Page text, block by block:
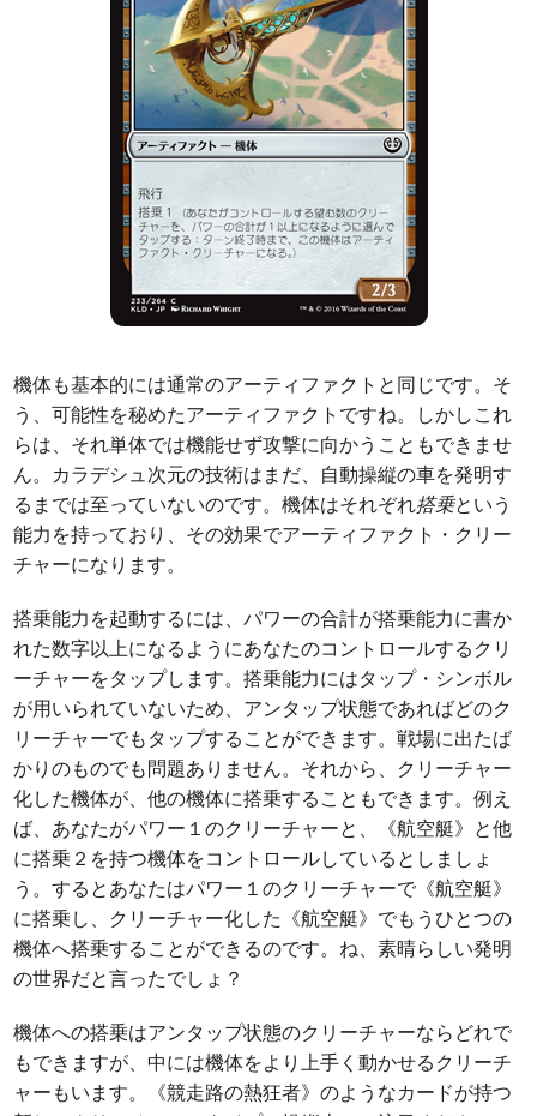
機体も基本的には通常のアーティファクトと同じです。そ
う、可能性を秘めたアーティファクトですね。しかしこれ
らは、それ単体では機能せず攻撃に向かうこともできませ
ん。カラデシュ次元の技術はまだ、自動操縦の車を発明す
るまでは至っていないのです。機体はそれぞれ搭乗という
能力を持っており、その効果でアーティファクト・クリー
チャーになります。
搭乗能力を起動するには、パワーの合計が搭乗能力に書か
れた数字以上になるようにあなたのコントロールするクリ
ーチャーをタップします。搭乗能力にはタップ・シンボル
が用いられていないため、アンタップ状態であればどのク
リーチャーでもタップすることができます。戦場に出たば
かりのものでも問題ありません。それから、クリーチャー
化した機体が、他の機体に搭乗することもできます。例え
ば、あなたがパワー１のクリーチャーと、《航空艇》と他
に搭乗２を持つ機体をコントロールしているとしましょ
う。するとあなたはパワー１のクリーチャーで《航空艇》
に搭乗し、クリーチャー化した《航空艇》でもうひとつの
機体へ搭乗することができるのです。ね、素晴らしい発明
の世界だと言ったでしょ？
機体への搭乗はアンタップ状態のクリーチャーならどれで
もできますが、中には機体をより上手く動かせるクリーチ
ャーもいます。《競走路の熱狂者》のようなカードが持つ